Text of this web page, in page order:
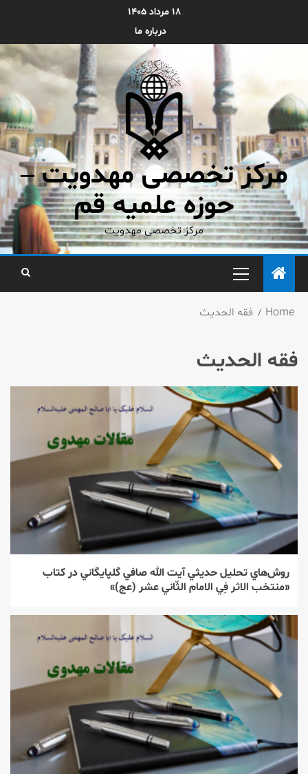
۱۸ مرداد ۱۴۰۵
درباره ما
مرکز تخصصی مهدویت –
حوزه علمیه قم
مرکز تخصصی مهدویت
Home فقه الحدیث
فقه الحدیث
روش‌‌هاي تحليل حديثي آيت الله صافي گلپايگاني در كتاب
«منتخب الاثر فِي الامام الثّاني عشر (عج)»